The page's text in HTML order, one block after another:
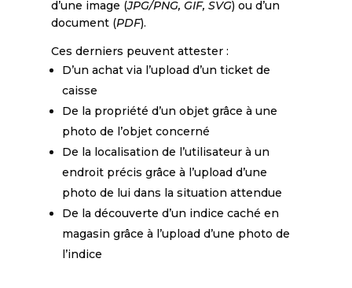
d’une image (JPG/PNG, GIF, SVG) ou d’un
document (PDF).
Ces derniers peuvent attester :
D’un achat via l’upload d’un ticket de
caisse
De la propriété d’un objet grâce à une
photo de l’objet concerné
De la localisation de l’utilisateur à un
endroit précis grâce à l’upload d’une
photo de lui dans la situation attendue
De la découverte d’un indice caché en
magasin grâce à l’upload d’une photo de
l’indice